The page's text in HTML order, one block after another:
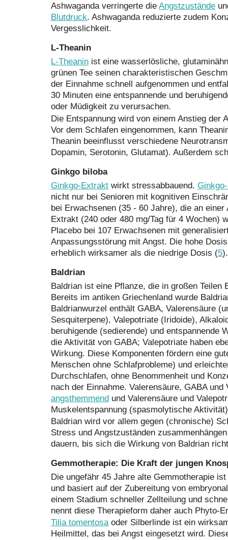
Ashwaganda verringerte die Angstzustände
Blutdruck. Ashwaganda reduzierte zudem
Vergesslichkeit.
L-Theanin
L-Theanin ist eine wasserlösliche,
grünen Tee seinen charakteristischen
der Einnahme schnell aufgenommen und
30 Minuten eine entspannende und
oder Müdigkeit zu verursachen.
Die Entspannung wird von einem Anstieg der
Vor dem Schlafen eingenommen, kann
Theanin beeinflusst verschiedene
Dopamin, Serotonin, Glutamat). Außerdem
Ginkgo biloba
Ginkgo-Extrakt wirkt stressabbauend.
nicht nur bei Senioren mit kognitiven
bei Erwachsenen (35 - 60 Jahre), die an
Extrakt (240 oder 480 mg/Tag für 4 Wochen)
Placebo bei 107 Erwachsenen mit
Anpassungsstörung mit Angst. Die hohe
erheblich wirksamer als die niedrige Dosis (5).
Baldrian
Baldrian ist eine Pflanze, die in großen Teilen
Bereits im antiken Griechenland wurde
Baldrianwurzel enthält GABA, Valerensäure
Sesquiterpene), Valepotriate (Iridoide),
beruhigende (sedierende) und entspannende
die Aktivität von GABA; Valepotriate haben
Wirkung. Diese Komponenten fördern eine
Menschen ohne Schlafprobleme) und
Durchschlafen, ohne Benommenheit und
nach der Einnahme. Valerensäure, GABA
angsthemmend und Valerensäure und
Muskelentspannung (spasmolytische
Baldrian wird vor allem gegen (chronische)
Stress und Angstzuständen
dauern, bis sich die Wirkung von Baldrian
Gemmotherapie: Die Kraft der jungen
Die ungefähr 45 Jahre alte Gemmotherapie
und basiert auf der Zubereitung von
einem Stadium schneller Zellteilung und
nennt diese Therapieform daher auch Phyto-
Tilia tomentosaoder Silberlinde ist ein
Heilmittel, das bei Angst eingesetzt wird.